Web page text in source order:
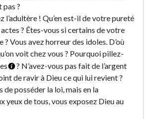
?
l’adultère ! Qu’en est-il de votre pureté
actes ? Êtes-vous si certains de votre
Vous avez horreur des idoles. D’où
voit chez vous ? Pourquoi pillez-
? N’avez-vous pas fait de l’argent
de ravir à Dieu ce qui lui revient ?
de posséder la loi, mais en la
yeux de tous, vous exposez Dieu au